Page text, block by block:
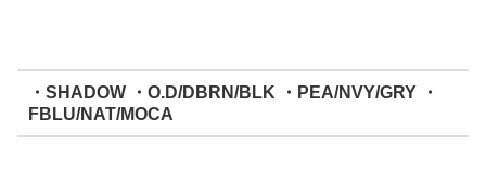
・SHADOW ・O.D/DBRN/BLK ・PEA/NVY/GRY ・
FBLU/NAT/MOCA